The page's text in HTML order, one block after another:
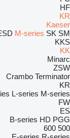
HF
KR
Kaeser
M-series SK SM
KKS
KK
Minarc
ZSW
Crambo Terminator
KR
L-series M-series
FW
ES
B-series HD PGG
500
600